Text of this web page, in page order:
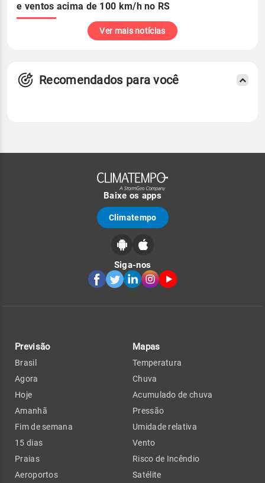
e ventos acima de 100 km/h no RS
Ver mais notícias
Recomendados para você
Baixe os apps
Climatempo
Siga-nos
Previsão
Brasil
Agora
Hoje
Amanhã
Fim de semana
15 dias
Praias
Aeroportos
Mapas
Temperatura
Chuva
Acumulado de chuva
Pressão
Umidade relativa
Vento
Risco de Incêndio
Satélite